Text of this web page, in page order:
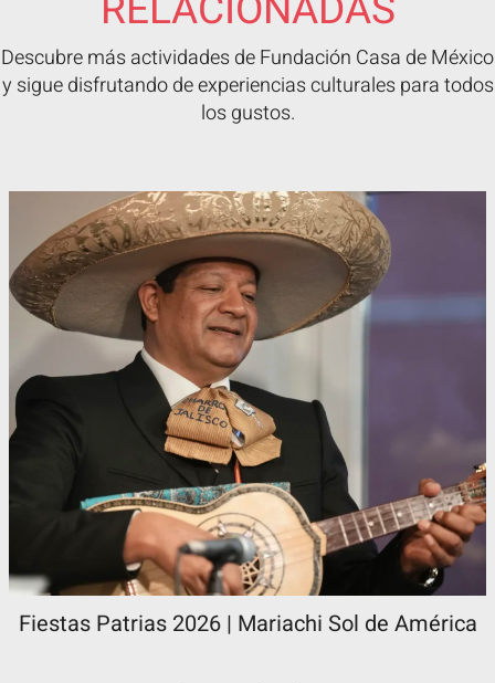
Descubre más actividades de Fundación Casa de México
y sigue disfrutando de experiencias culturales para todos
los gustos.
Fiestas Patrias 2026 | Mariachi Sol de América